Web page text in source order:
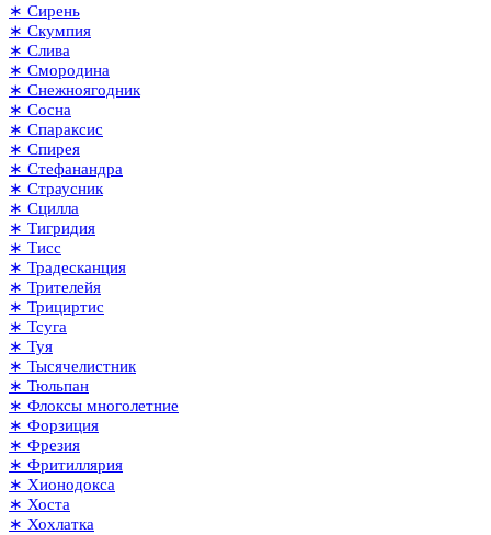
∗ Сирень
∗ Скумпия
∗ Слива
∗ Смородина
∗ Снежноягодник
∗ Сосна
∗ Спараксис
∗ Спирея
∗ Стефанандра
∗ Страусник
∗ Сцилла
∗ Тигридия
∗ Тисс
∗ Традесканция
∗ Трителейя
∗ Трициртис
∗ Тсуга
∗ Туя
∗ Тысячелистник
∗ Тюльпан
∗ Флоксы многолетние
∗ Форзиция
∗ Фрезия
∗ Фритиллярия
∗ Хионодокса
∗ Хоста
∗ Хохлатка